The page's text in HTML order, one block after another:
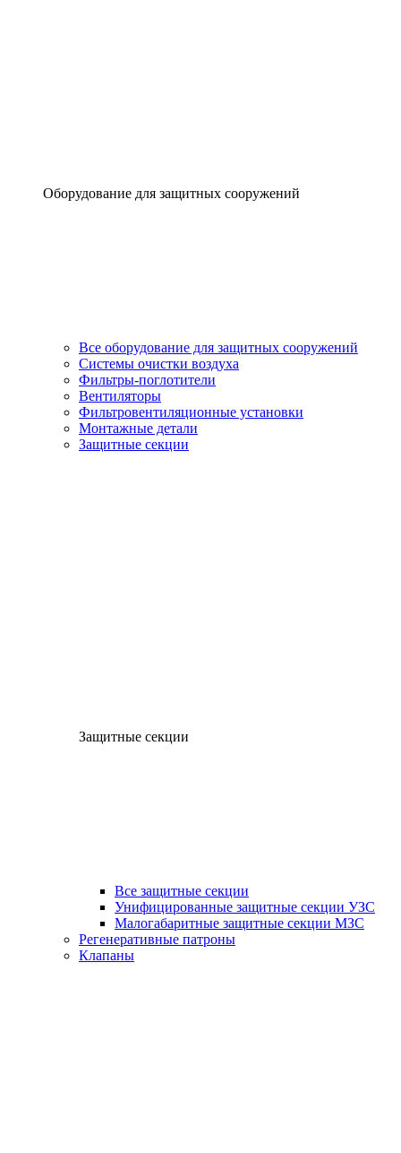
Оборудование для защитных сооружений
Все оборудование для защитных сооружений
Системы очистки воздуха
Фильтры-поглотители
Вентиляторы
Фильтровентиляционные установки
Монтажные детали
Защитные секции
Защитные секции
Все защитные секции
Унифицированные защитные секции УЗС
Малогабаритные защитные секции МЗС
Регенеративные патроны
Клапаны